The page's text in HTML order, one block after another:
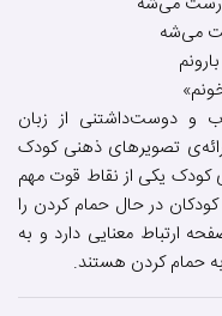
می‌شه
و دوست‌داشتنی از زبان
تصویرهای ذهنی کودک
کودک یکی از نقاط قوت مهم
در حال حمام کردن را
ارتباط معنایی دارد و به
حمام کردن هستند.